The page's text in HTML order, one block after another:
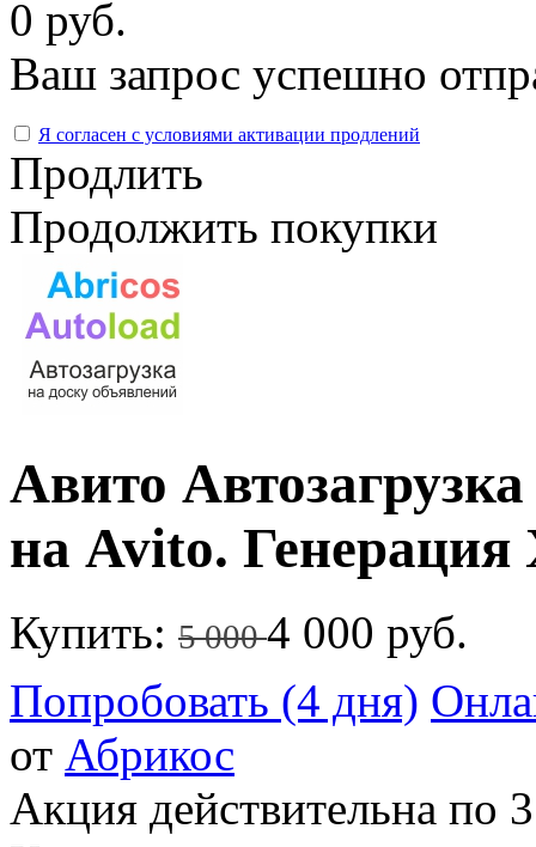
0 руб.
Ваш запрос успешно
Я согласен с условиями активации продлений
Продлить
Продолжить покупки
Авито
на Avito.
Купить: 5 0004 000 руб.
Попробовать (4 дня)
от Абрикос
Акция действительна по